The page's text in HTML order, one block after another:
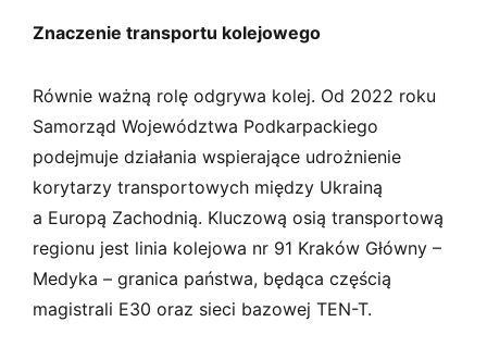
Znaczenie transportu kolejowego
Równie ważną rolę odgrywa kolej. Od 2022 roku
Samorząd Województwa Podkarpackiego
podejmuje działania wspierające udrożnienie
korytarzy transportowych między Ukrainą
a Europą Zachodnią. Kluczową osią transportową
regionu jest linia kolejowa nr 91 Kraków Główny –
Medyka – granica państwa, będąca częścią
magistrali E30 oraz sieci bazowej TEN-T.